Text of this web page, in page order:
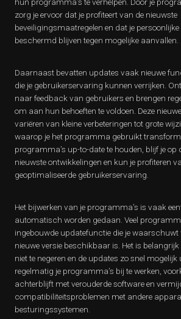
zorg je ervoor dat je profiteert van de nieuwste
beveiligingsmaatregelen en dat je persoonlijke
beschermd blijven tegen mogelijke aanvallen.
Daarnaast bevatten updates vaak nieuwe
die je gebruikerservaring kunnen verrijken.
naar feedback van gebruikers en brengen
om aan hun behoeften te voldoen. Deze
variëren van kleine verbeteringen tot grote
waarop je het programma gebruikt
programma’s up-to-date te houden, blijf je op
nieuwste ontwikkelingen en kun je profiteren
geoptimaliseerde gebruikerservaring.
Het bijwerken van je programma’s is vaak
automatisch worden gedaan. Veel
ingebouwde updatefunctie die je waarschuwt
nieuwe versie beschikbaar is. Het is
niet te negeren en de updates zo snel mogelijk
regelmatig je programma’s bij te werken,
achterblijft met verouderde software en
compatibiliteitsproblemen met andere
besturingssystemen.